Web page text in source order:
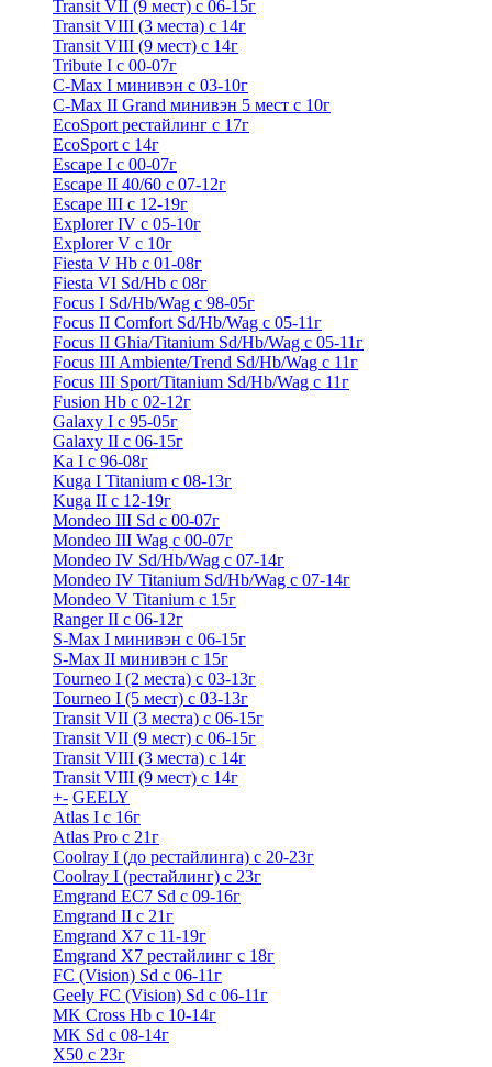
Transit VII (9 мест) с 06-15г
Transit VIII (3 места) с 14г
Transit VIII (9 мест) с 14г
Tribute I c 00-07г
C-Max I минивэн с 03-10г
C-Max II Grand минивэн 5 мест с 10г
EcoSport рестайлинг с 17г
EcoSport с 14г
Escape I с 00-07г
Escape II 40/60 с 07-12г
Escape III с 12-19г
Explorer IV c 05-10г
Explorer V c 10г
Fiesta V Hb с 01-08г
Fiesta VI Sd/Hb с 08г
Focus I Sd/Hb/Wag с 98-05г
Focus II Comfort Sd/Hb/Wag с 05-11г
Focus II Ghia/Titanium Sd/Hb/Wag с 05-11г
Focus III Ambiente/Trend Sd/Hb/Wag с 11г
Focus III Sport/Titanium Sd/Hb/Wag с 11г
Fusion Hb с 02-12г
Galaxy I с 95-05г
Galaxy II c 06-15г
Ka I с 96-08г
Kuga I Titanium с 08-13г
Kuga II c 12-19г
Mondeo III Sd с 00-07г
Mondeo III Wag с 00-07г
Mondeo IV Sd/Hb/Wag с 07-14г
Mondeo IV Titanium Sd/Hb/Wag с 07-14г
Mondeo V Titanium с 15г
Ranger II с 06-12г
S-Max I минивэн с 06-15г
S-Max II минивэн с 15г
Tourneo I (2 места) с 03-13г
Tourneo I (5 мест) с 03-13г
Transit VII (3 места) с 06-15г
Transit VII (9 мест) с 06-15г
Transit VIII (3 места) с 14г
Transit VIII (9 мест) с 14г
+- GEELY
Atlas I c 16г
Atlas Pro с 21г
Coolray I (до рестайлинга) с 20-23г
Coolray I (рестайлинг) с 23г
Emgrand EC7 Sd c 09-16г
Emgrand II с 21г
Emgrand X7 c 11-19г
Emgrand X7 рестайлинг c 18г
FC (Vision) Sd c 06-11г
Geely FC (Vision) Sd c 06-11г
MK Cross Hb с 10-14г
MK Sd с 08-14г
X50 с 23г